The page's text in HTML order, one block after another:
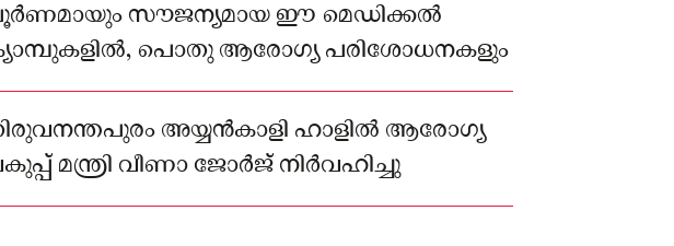
സൗജന്യമായ ഈ മെഡിക്കല്‍
പൊതു ആരോഗ്യ പരിശോധനകളും
അയ്യന്‍കാളി ഹാളില്‍ ആരോഗ്യ
മന്ത്രി വീണാ ജോര്‍ജ് നിര്‍വഹിച്ചു